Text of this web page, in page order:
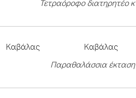
Τετραόροφο διατηρητέο
Καβάλας Καβάλας
Παραθαλάσσια